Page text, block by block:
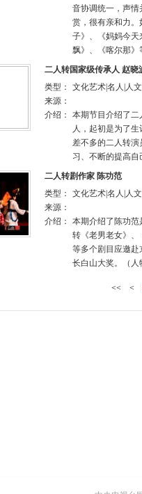
音协调统一，声
赏，很有亲和力
子》、《妈妈今
飘》、《喀尔那》
二人转国家级传承人 赵晓
类型：
文化艺术|名人|人文
来源：
介绍：
本期节目介绍了
人，起初是为了
差不多的二人转
习、不断的提高自
二人转剧作家 陈功范
类型：
文化艺术|名人|人文
来源：
介绍：
本期介绍了陈功范
转《老男老女》、
等多个剧目应邀赴
长白山大奖。（人
<< <